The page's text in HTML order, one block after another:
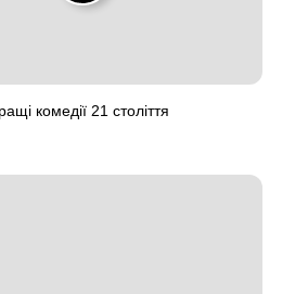
комедії 21 століття